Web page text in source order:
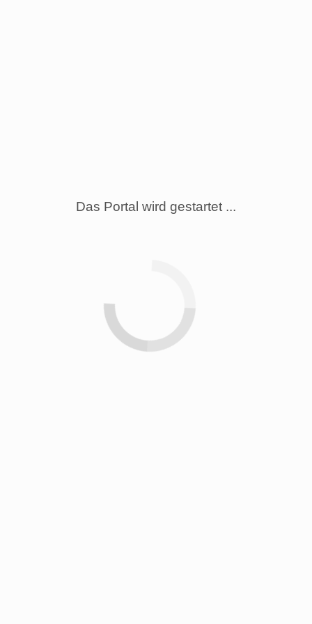
Das Portal wird gestartet ...